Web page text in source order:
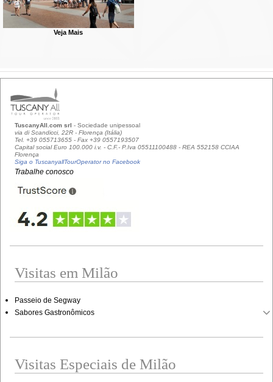
Veja Mais
TuscanyAll.com srl - Sociedade unipessoal
via di Scandicci, 22R - Florença (Itália)
Tel. +39 055713655 - Fax +39 0557193507
Capital social Euro 100.000 i.v. - C.F.- P.Iva 05511100488 - REA 552158 CCIAA
Florença
Siga o TuscanyallTourOperator no Facebook
Trabalhe conosco
Visitas em Milão
Passeio de Segway
Sabores Gastronômicos
Visitas Especiais de Milão